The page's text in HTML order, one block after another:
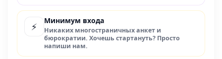
⚡
Минимум входа
Никаких многостраничных анкет и
бюрократии. Хочешь стартануть? Просто
напиши нам.